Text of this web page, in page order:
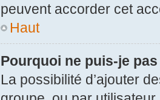
peuvent accorder cet
Haut
Pourquoi ne puis-je
La possibilité d’ajouter